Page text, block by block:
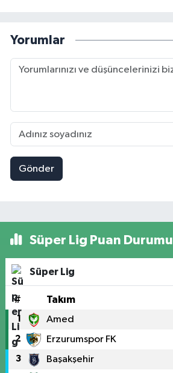
Yorumlar
Gönder
Süper Lig Puan Durumu
Süper Lig
# Takım
1 Amed
2 Erzurumspor FK
3 Başakşehir